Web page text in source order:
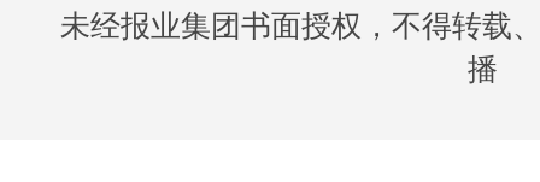
未经报业集团书面授权，不得转载
播